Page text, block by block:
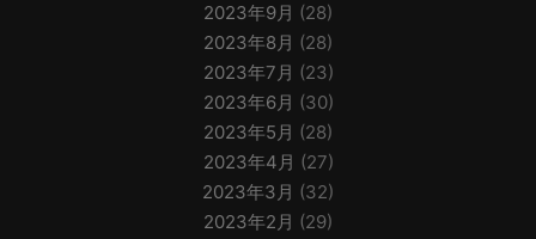
2023年9月 (28)
2023年8月 (28)
2023年7月 (23)
2023年6月 (30)
2023年5月 (28)
2023年4月 (27)
2023年3月 (32)
2023年2月 (29)